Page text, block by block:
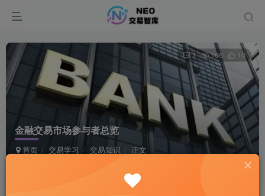
金融交易市场参与者总览
首页 交易学习 交易知识 正文
1 166 10